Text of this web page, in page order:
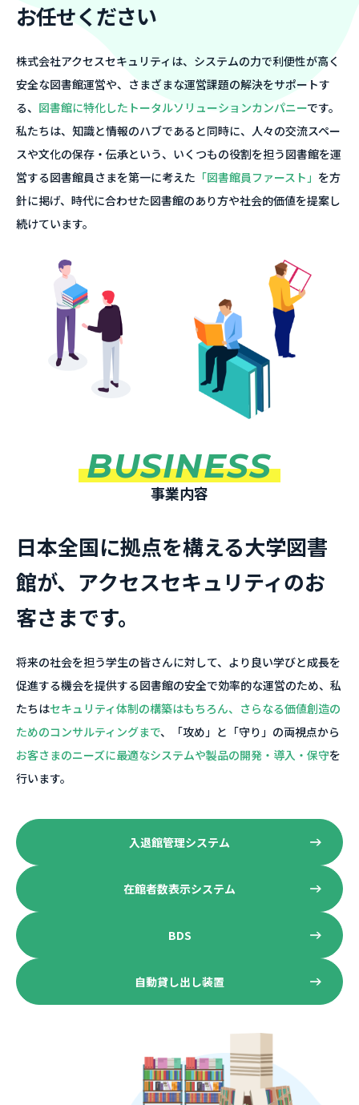
お任せください
株式会社アクセスセキュリティは、システムの力で利便性が高く
安全な図書館運営や、さまざまな運営課題の解決をサポートす
る、 図書館に特化したトータルソリューションカンパニーです。
私たちは、知識と情報のハブであると同時に、人々の交流スペー
スや文化の保存・伝承という、いくつもの役割を担う図書館を運
営する図書館員さまを第一に考えた 「図書館員ファースト」 を方
針に掲げ、時代に合わせた図書館のあり方や社会的価値を提案し
続けています。
BUSINESS
事業内容
日本全国に拠点を構える大学図書
館が、アクセスセキュリティのお
客さまです。
将来の社会を担う学生の皆さんに対して、より良い学びと成長を
促進する機会を提供する図書館の安全で効率的な運営のため、私
たちはセキュリティ体制の構築はもちろん、さらなる価値創造の
ためのコンサルティングまで、「攻め」と「守り」の両視点から
お客さまのニーズに最適なシステムや製品の開発・導入・保守を
行います。
入退館管理システム
在館者数表示システム
BDS
自動貸し出し装置